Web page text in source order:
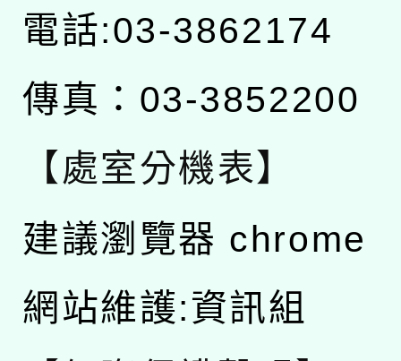
電話:03-3862174
傳真：03-3852200
【處室分機表】
建議瀏覽器 chrome
網站維護:資訊組